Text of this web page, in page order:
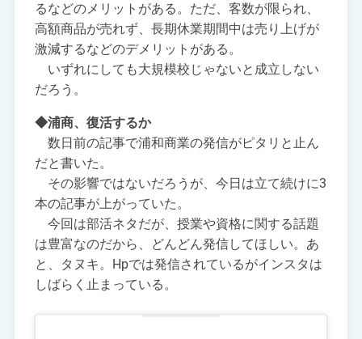
るなどのメリットがある。ただ、客数が限られ、
高額商品が売れず、長期休業期間中は売り上げが
激減するなどのデメリットがある。
いずれにしても大規模校じゃないと成立しない
だろう。
◆浦商、復活するか
数日前の記事で浦和商業の発信がピタリと止ん
だと書いた。
その影響ではないだろうが、今日は立て続けに3
本の記事が上がっていた。
今回は部活ネタだが、授業や資格に関する話題
は豊富なのだから、どんどん発信してほしい。あ
と、タヌキ。Hpでは発信されているがインスタは
しばらく止まっている。